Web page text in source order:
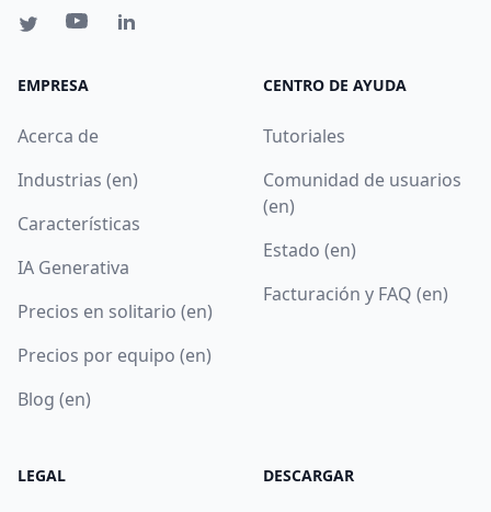
EMPRESA
Acerca de
Industrias (en)
Características
IA Generativa
Precios en solitario (en)
Precios por equipo (en)
Blog (en)
CENTRO DE AYUDA
Tutoriales
Comunidad de usuarios
(en)
Estado (en)
Facturación y FAQ (en)
LEGAL DESCARGAR